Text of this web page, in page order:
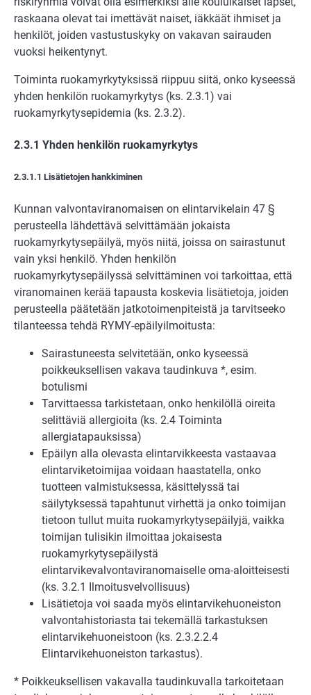
raskaana olevat tai imettävät naiset, iäkkäät ihmiset ja
henkilöt, joiden vastustuskyky on vakavan sairauden
vuoksi heikentynyt.
Toiminta ruokamyrkytyksissä riippuu siitä, onko kyseessä
yhden henkilön ruokamyrkytys (ks. 2.3.1) vai
ruokamyrkytysepidemia (ks. 2.3.2).
2.3.1 Yhden henkilön ruokamyrkytys
2.3.1.1 Lisätietojen hankkiminen
Kunnan valvontaviranomaisen on elintarvikelain 47 §
perusteella lähdettävä selvittämään jokaista
ruokamyrkytysepäilyä, myös niitä, joissa on sairastunut
vain yksi henkilö. Yhden henkilön
ruokamyrkytysepäilyssä selvittäminen voi tarkoittaa, että
viranomainen kerää tapausta koskevia lisätietoja, joiden
perusteella päätetään jatkotoimenpiteistä ja tarvitseeko
tilanteessa tehdä RYMY-epäilyilmoitusta:
Sairastuneesta selvitetään, onko kyseessä
poikkeuksellisen vakava taudinkuva *, esim.
botulismi
Tarvittaessa tarkistetaan, onko henkilöllä oireita
selittäviä allergioita (ks. 2.4 Toiminta
allergiatapauksissa)
Epäilyn alla olevasta elintarvikkeesta vastaavaa
elintarviketoimijaa voidaan haastatella, onko
tuotteen valmistuksessa, käsittelyssä tai
säilytyksessä tapahtunut virhettä ja onko toimijan
tietoon tullut muita ruokamyrkytysepäilyjä, vaikka
toimijan tulisikin ilmoittaa jokaisesta
ruokamyrkytysepäilystä
elintarvikevalvontaviranomaiselle oma-aloitteisesti
(ks. 3.2.1 Ilmoitusvelvollisuus)
Lisätietoja voi saada myös elintarvikehuoneiston
valvontahistoriasta tai tekemällä tarkastuksen
elintarvikehuoneistoon (ks. 2.3.2.2.4
Elintarvikehuoneiston tarkastus).
* Poikkeuksellisen vakavalla taudinkuvalla tarkoitetaan